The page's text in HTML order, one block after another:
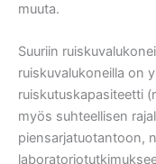
muuta.
Suuriin
ruiskuvalukoneilla on
ruiskutuskapasiteetti
myös suhteellisen
piensarjatuotantoon,